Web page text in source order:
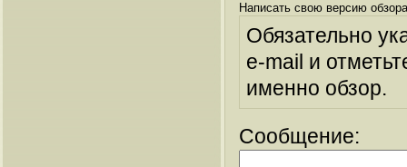
Написать свою версию
Обязательно
e-mail и
именно обзор.
Сообщение: